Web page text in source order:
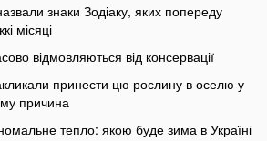
знаки Зодіаку, яких попереду
місяці
відмовляються від консервації
принести цю рослину в оселю у
причина
тепло: якою буде зима в Україні